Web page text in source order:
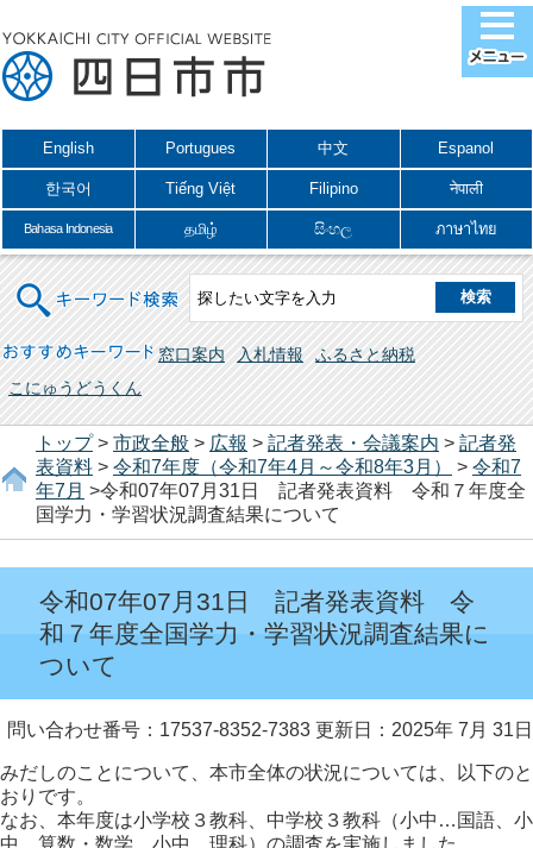
English Portugues 中文 Espanol
한국어 Tiếng Việt Filipino नेपाली
Bahasa Indonesia தமிழ் සිංහල ภาษาไทย
キーワード検索
おすすめキーワード 窓口案内 入札情報
ふるさと納税
こにゅうどうくん
トップ> 市政全般 > 広報 > 記者発表・会議案内 > 記者発
表資料 > 令和7年度（令和7年4月～令和8年3月） > 令和7
年7月 >令和07年07月31日 記者発表資料 令和７年度全
国学力・学習状況調査結果について
令和07年07月31日 記者発表資料 令
和７年度全国学力・学習状況調査結果に
ついて
問い合わせ番号：17537-8352-7383 更新日：2025年 7月 31日
みだしのことについて、本市全体の状況については、以下のと
おりです。
なお、本年度は小学校３教科、中学校３教科（小中…国語、小
中…算数・数学 小中…理科）の調査を実施しました。